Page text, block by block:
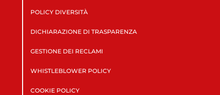
POLICY DIVERSITÀ
DICHIARAZIONE DI TRASPARENZA
GESTIONE DEI RECLAMI
WHISTLEBLOWER POLICY
COOKIE POLICY